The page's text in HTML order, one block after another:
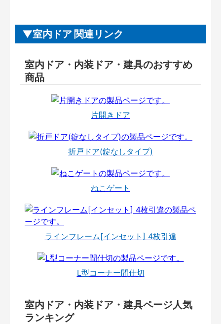
室内ドア 関連リンク
室内ドア・内装ドア・建具のおすすめ
商品
片開きドア
折戸ドア(錠なしタイプ)
ねこゲート
ラインフレーム[インセット] 4枚引違
L型コーナー間仕切
室内ドア・内装ドア・建具ページ人気
ランキング